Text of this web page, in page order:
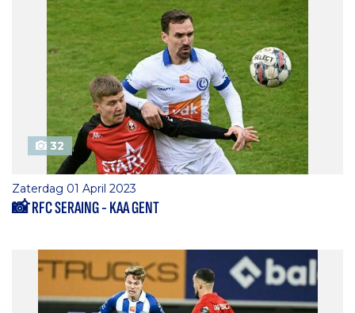
32
Zaterdag 01 April 2023
📸 RFC SERAING - KAA GENT